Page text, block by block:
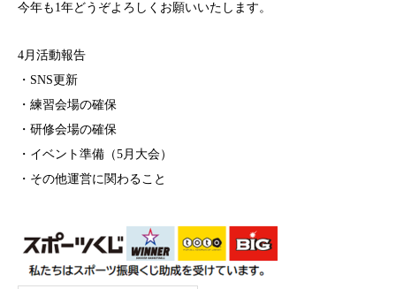
今年も1年どうぞよろしくお願いいたします。
4月活動報告
・SNS更新
・練習会場の確保
・研修会場の確保
・イベント準備（5月大会）
・その他運営に関わること